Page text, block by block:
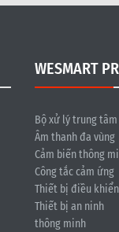
WESMART
Bộ xử lý trung tâm
Âm thanh đa vùng
Cảm biến thông
Công tắc cảm ứng
Thiết bị điều khiển
Thiết bị an ninh
thông minh